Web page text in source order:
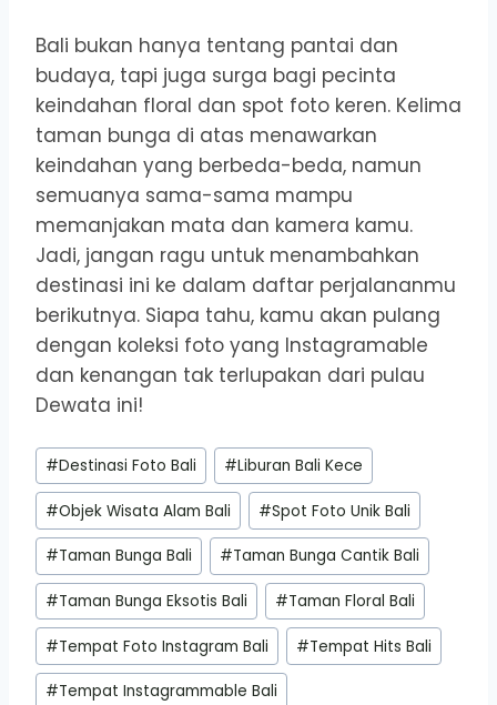
Bali bukan hanya tentang pantai dan
budaya, tapi juga surga bagi pecinta
keindahan floral dan spot foto keren. Kelima
taman bunga di atas menawarkan
keindahan yang berbeda-beda, namun
semuanya sama-sama mampu
memanjakan mata dan kamera kamu.
Jadi, jangan ragu untuk menambahkan
destinasi ini ke dalam daftar perjalananmu
berikutnya. Siapa tahu, kamu akan pulang
dengan koleksi foto yang Instagramable
dan kenangan tak terlupakan dari pulau
Dewata ini!
Post
Tags:
#Destinasi Foto Bali #Liburan Bali Kece
#Objek Wisata Alam Bali #Spot Foto Unik Bali
#Taman Bunga Bali #Taman Bunga Cantik Bali
#Taman Bunga Eksotis Bali #Taman Floral Bali
#Tempat Foto Instagram Bali #Tempat Hits Bali
#Tempat Instagrammable Bali